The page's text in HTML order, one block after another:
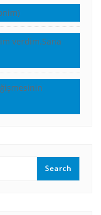
verdim.Sana